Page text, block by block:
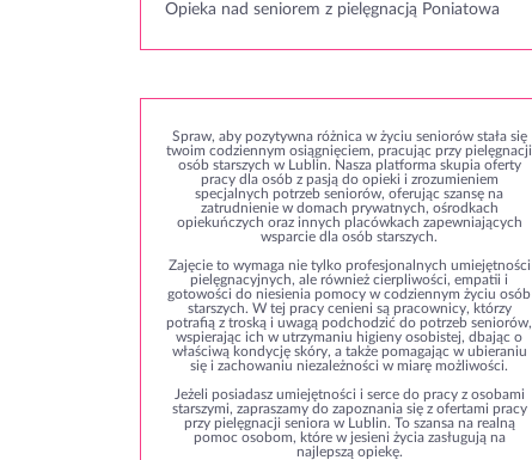
Opieka nad seniorem z pielęgnacją Poniatowa
Spraw, aby pozytywna różnica w życiu seniorów stała się
twoim codziennym osiągnięciem, pracując przy pielęgnacji
osób starszych w Lublin. Nasza platforma skupia oferty
pracy dla osób z pasją do opieki i zrozumieniem
specjalnych potrzeb seniorów, oferując szansę na
zatrudnienie w domach prywatnych, ośrodkach
opiekuńczych oraz innych placówkach zapewniających
wsparcie dla osób starszych.
Zajęcie to wymaga nie tylko profesjonalnych umiejętności
pielęgnacyjnych, ale również cierpliwości, empatii i
gotowości do niesienia pomocy w codziennym życiu osób
starszych. W tej pracy cenieni są pracownicy, którzy
potrafią z troską i uwagą podchodzić do potrzeb seniorów,
wspierając ich w utrzymaniu higieny osobistej, dbając o
właściwą kondycję skóry, a także pomagając w ubieraniu
się i zachowaniu niezależności w miarę możliwości.
Jeżeli posiadasz umiejętności i serce do pracy z osobami
starszymi, zapraszamy do zapoznania się z ofertami pracy
przy pielęgnacji seniora w Lublin. To szansa na realną
pomoc osobom, które w jesieni życia zasługują na
najlepszą opiekę.